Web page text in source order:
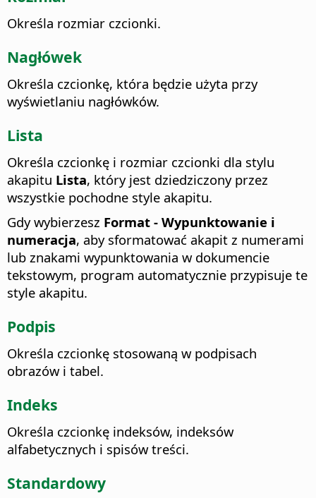
Określa rozmiar czcionki.
Nagłówek
Określa czcionkę, która będzie użyta przy
wyświetlaniu nagłówków.
Lista
Określa czcionkę i rozmiar czcionki dla stylu
akapitu Lista, który jest dziedziczony przez
wszystkie pochodne style akapitu.
Gdy wybierzesz Format - Wypunktowanie i
numeracja, aby sformatować akapit z numerami
lub znakami wypunktowania w dokumencie
tekstowym, program automatycznie przypisuje te
style akapitu.
Podpis
Określa czcionkę stosowaną w podpisach
obrazów i tabel.
Indeks
Określa czcionkę indeksów, indeksów
alfabetycznych i spisów treści.
Standardowy